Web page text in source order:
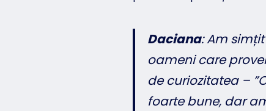
Daciana:Am
oameni care
de curiozitatea –
foarte bune, dar